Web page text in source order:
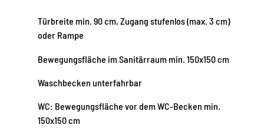
Türbreite min. 90 cm, Zugang stufenlos (max. 3 cm)
oder Rampe
Bewegungsfläche im Sanitärraum min. 150x150 cm
Waschbecken unterfahrbar
WC: Bewegungsfläche vor dem WC-Becken min.
150x150 cm